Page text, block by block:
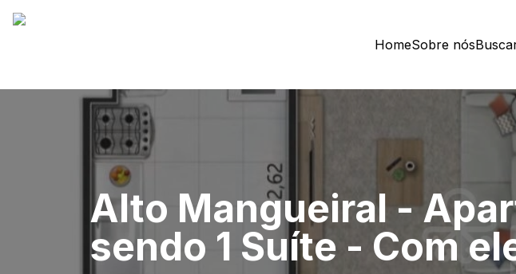
HomeSobre nós
Alto Mangueiral -
sendo 1 Suíte - Com